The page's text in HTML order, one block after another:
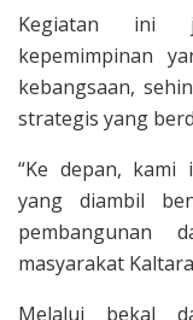
Kegiatan ini
kepemimpinan
kebangsaan,
strategis yang
“Ke depan, kami
yang diambil
pembangunan
masyarakat
Melalui bekal